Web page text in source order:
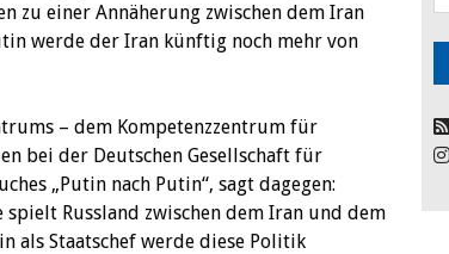
zu einer Annäherung zwischen dem Iran
werde der Iran künftig noch mehr von
– dem Kompetenzzentrum für
bei der Deutschen Gesellschaft für
„Putin nach Putin“, sagt dagegen:
Russland zwischen dem Iran und dem
als Staatschef werde diese Politik